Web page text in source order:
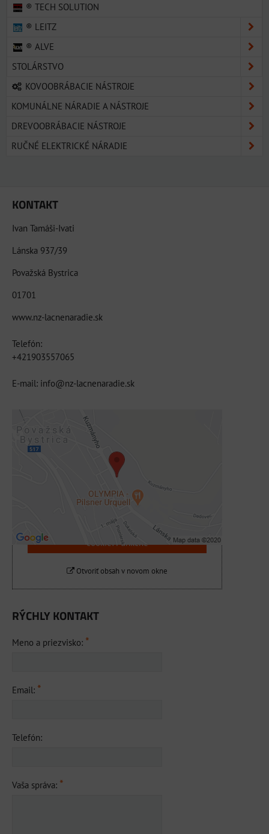
® TECH SOLUTION
® LEITZ
® ALVE
STOLÁRSTVO
KOVOOBRÁBACIE NÁSTROJE
KOMUNÁLNE NÁRADIE A NÁSTROJE
DREVOOBRÁBACIE NÁSTROJE
RUČNÉ ELEKTRICKÉ NÁRADIE
KONTAKT
Ivan Tamáši-Ivati
Lánska 937/39
Považská Bystrica
01701
www.nz-lacnenaradie.sk
Telefón:
+421903557065
E-mail: info@nz-lacnenaradie.sk
Externý obsah je blokovaný Voľbami
súkromia
Prajete si načítať externý obsah?
Povoliť tentokrát
Povoliť a zapamätať - súhlas s druhom
cookie: Funkčné
Otvoriť obsah v novom okne
RÝCHLY KONTAKT
Meno a priezvisko: *
Email: *
Telefón:
Vaša správa: *